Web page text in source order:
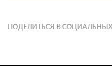
ПОДЕЛИТЬСЯ В СОЦИАЛЬНЫХ